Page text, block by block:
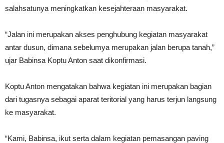
salahsatunya meningkatkan kesejahteraan masyarakat.
“Jalan ini merupakan akses penghubung kegiatan masyarakat
antar dusun, dimana sebelumya merupakan jalan berupa tanah,”
ujar Babinsa Koptu Anton saat dikonfirmasi.
Koptu Anton mengatakan bahwa kegiatan ini merupakan bagian
dari tugasnya sebagai aparat teritorial yang harus terjun langsung
ke masyarakat.
“Kami, Babinsa, ikut serta dalam kegiatan pemasangan paving